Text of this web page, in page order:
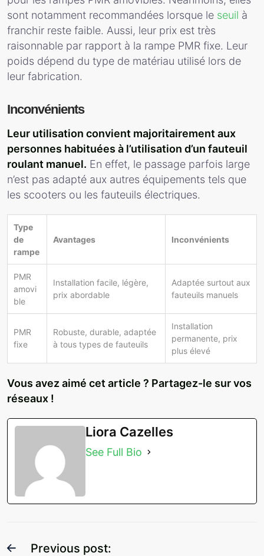
sont notamment recommandées lorsque le seuil à
franchir reste faible. Aussi, leur prix est très
raisonnable par rapport à la rampe PMR fixe. Leur
poids dépend du type de matériau utilisé lors de
leur fabrication.
Inconvénients
Leur utilisation convient majoritairement aux
personnes habituées à l’utilisation d’un fauteuil
roulant manuel. En effet, le passage parfois large
n’est pas adapté aux autres équipements tels que
les scooters ou les fauteuils électriques.
Type
de
rampe
Avantages Inconvénients
PMR
amovi
ble
Installation facile, légère,
prix abordable
Adaptée surtout aux
fauteuils manuels
PMR
fixe
Robuste, durable, adaptée
à tous types de fauteuils
Installation
permanente, prix
plus élevé
Vous avez aimé cet article ? Partagez-le sur vos
réseaux !
Liora Cazelles
See Full Bio
Previous post: